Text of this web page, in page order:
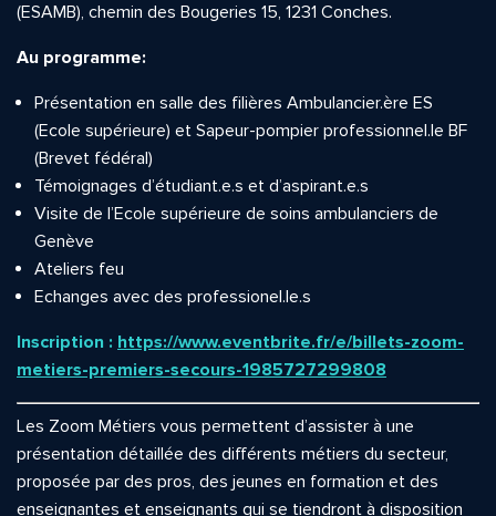
(ESAMB), chemin des Bougeries 15, 1231 Conches.
Au programme:
Présentation en salle des filières Ambulancier.ère ES
(Ecole supérieure) et Sapeur-pompier professionnel.le BF
(Brevet fédéral)
Témoignages d’étudiant.e.s et d’aspirant.e.s
Visite de l’Ecole supérieure de soins ambulanciers de
Genève
Ateliers feu
Echanges avec des professionel.le.s
Inscription : https://www.eventbrite.fr/e/billets-zoom-
metiers-premiers-secours-1985727299808
Les Zoom Métiers vous permettent d’assister à une
présentation détaillée des différents métiers du secteur,
proposée par des pros, des jeunes en formation et des
enseignantes et enseignants qui se tiendront à disposition